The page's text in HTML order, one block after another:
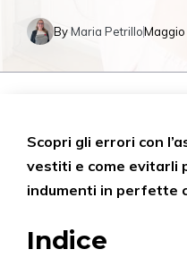
ByMaria Petrillo
Scopri gli errori con
vestiti e come evitarli
indumenti in perfette
Indice